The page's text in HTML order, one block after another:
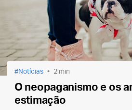
Notícias 2 min
O neopaganismo e os
estimação